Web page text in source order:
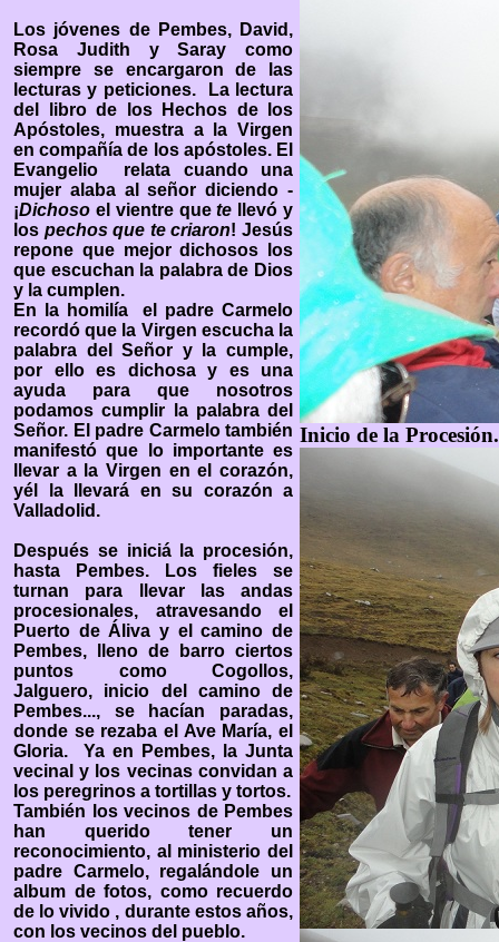
Los jóvenes de Pembes, David,
Rosa Judith y Saray como
siempre se encargaron de las
lecturas y peticiones. La lectura
del libro de los Hechos de los
Apóstoles, muestra a la Virgen
en compañía de los apóstoles. El
Evangelio relata cuando una
mujer alaba al señor diciendo -
¡Dichoso el vientre quete llevó y
los pechos que te criaron! Jesús
repone que mejor dichosos los
que escuchan la palabra de Dios
y la cumplen.
En la homilía el padre Carmelo
recordó que la Virgen escucha la
palabra del Señor y la cumple,
por ello es dichosa y es una
ayuda para que nosotros
podamos cumplir la palabra del
Señor. El padre Carmelo también
manifestó que lo importante es
llevar a la Virgen en el corazón,
yél la llevará en su corazón a
Valladolid.
Después se iniciá la procesión,
hasta Pembes. Los fieles se
turnan para llevar las andas
procesionales, atravesando el
Puerto de Áliva y el camino de
Pembes, lleno de barro ciertos
puntos como Cogollos,
Jalguero, inicio del camino de
Pembes..., se hacían paradas,
donde se rezaba el Ave María, el
Gloria. Ya en Pembes, la Junta
vecinal y los vecinas convidan a
los peregrinos a tortillas y tortos.
También los vecinos de Pembes
han querido tener un
reconocimiento, al ministerio del
padre Carmelo, regalándole un
album de fotos, como recuerdo
de lo vivido , durante estos años,
con los vecinos del pueblo.
Inicio de la Procesión.